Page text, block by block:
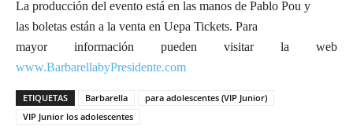
La producción del evento está en las manos de Pablo Pou y
las boletas están a la venta en Uepa Tickets. Para
mayor información pueden visitar la web
www.BarbarellabyPresidente.com
ETIQUETAS Barbarella
para adolescentes (VIP Junior)
VIP Junior los adolescentes